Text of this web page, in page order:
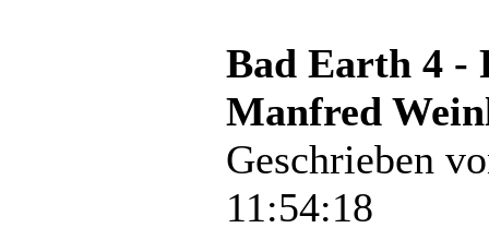
Bad Earth 4 -
Manfred
Geschrieben
11:54:18